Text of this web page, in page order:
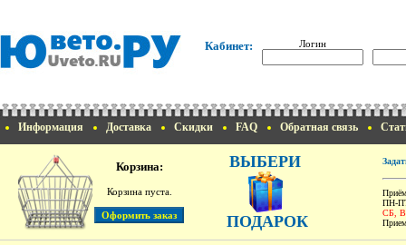
Кабинет: Логин
Информация Доставка Скидки FAQ Обратная связь
Корзина:
Корзина пуста.
ВЫБЕРИ
ПОДАРОК
ПН-
СБ,